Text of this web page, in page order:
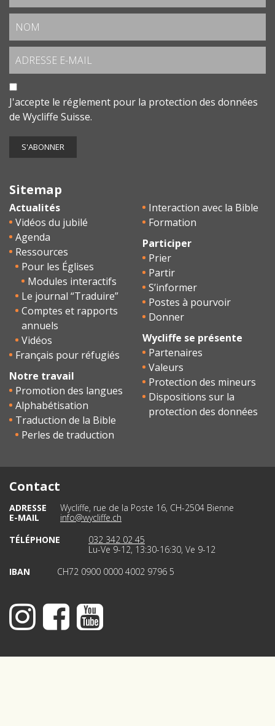
J'accepte le réglement pour la protection des données
de Wycliffe Suisse.
Sitemap
Actualités
Vidéos du jubilé
Agenda
Ressources
Pour les Églises
Modules interactifs
Le journal “Traduire”
Comptes et rapports
annuels
Vidéos
Français pour réfugiés
Notre travail
Promotion des langues
Alphabétisation
Traduction de la Bible
Perles de traduction
Interaction avec la Bible
Formation
Participer
Prier
Partir
S’informer
Postes à pourvoir
Donner
Wycliffe se présente
Partenaires
Valeurs
Protection des mineurs
Dispositions sur la
protection des données
Contact
ADRESSE
Wycliffe, rue de la Poste 16, CH-2504 Bienne
E-MAIL
info@wycliffe.ch
TÉLÉPHONE
032 342 02 45
Lu-Ve 9-12, 13:30-16:30, Ve 9-12
IBAN
CH72 0900 0000 4002 9796 5